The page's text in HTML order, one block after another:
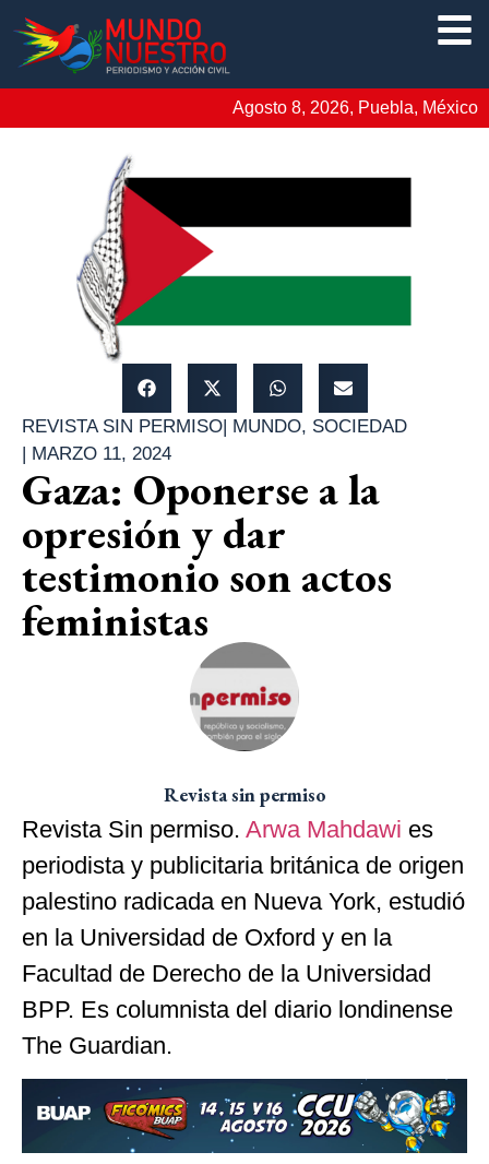
Agosto 8, 2026, Puebla, México
REVISTA SIN PERMISO| MUNDO, SOCIEDAD
| MARZO 11, 2024
Gaza: Oponerse a la
opresión y dar
testimonio son actos
feministas
Revista sin permiso
Revista Sin permiso. Arwa Mahdawi es
periodista y publicitaria británica de origen
palestino radicada en Nueva York, estudió
en la Universidad de Oxford y en la
Facultad de Derecho de la Universidad
BPP. Es columnista del diario londinense
The Guardian.